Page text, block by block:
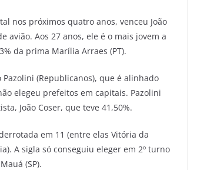
nos próximos quatro anos, venceu João
avião. Aos 27 anos, ele é o mais jovem a
da prima Marília Arraes (PT).
(Republicanos), que é alinhado
elegeu prefeitos em capitais. Pazolini
João Coser, que teve 41,50%.
em 11 (entre elas Vitória da
A sigla só conseguiu eleger em 2º turno
(SP).